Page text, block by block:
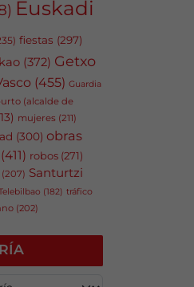
Euskadi
fiestas (297)
(372) Getxo
(455) Guardia
(alcalde de
mujeres (211)
(300) obras
(411) robos (271)
(207) Santurtzi
(182) tráfico
(202)